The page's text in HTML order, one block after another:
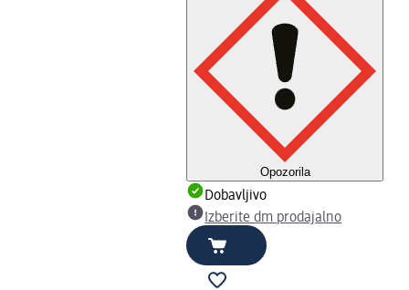
Opozorila
Dobavljivo
Izberite dm prodajalno